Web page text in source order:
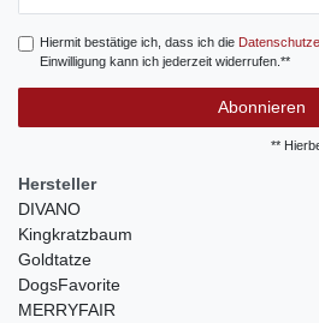
Hiermit bestätige ich, dass ich die
Einwilligung kann ich jederzeit widerrufen.**
Abonnieren
**
Hersteller
DIVANO
Kingkratzbaum
Goldtatze
DogsFavorite
MERRYFAIR